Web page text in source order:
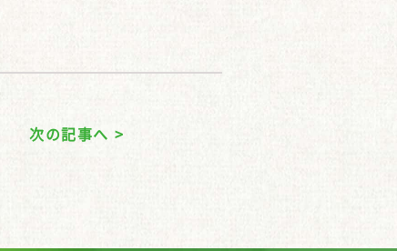
次の記事へ >